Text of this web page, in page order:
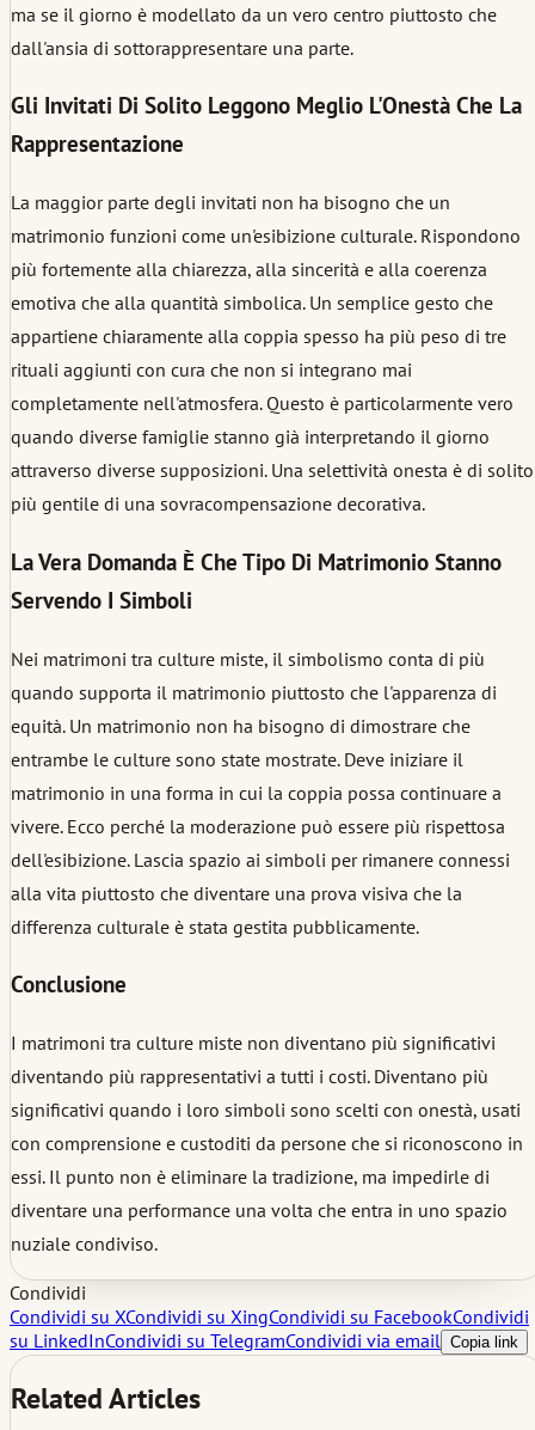
ma se il giorno è modellato da un vero centro piuttosto che
dall'ansia di sottorappresentare una parte.
Gli Invitati Di Solito Leggono Meglio L'Onestà Che La
Rappresentazione
La maggior parte degli invitati non ha bisogno che un
matrimonio funzioni come un'esibizione culturale. Rispondono
più fortemente alla chiarezza, alla sincerità e alla coerenza
emotiva che alla quantità simbolica. Un semplice gesto che
appartiene chiaramente alla coppia spesso ha più peso di tre
rituali aggiunti con cura che non si integrano mai
completamente nell'atmosfera. Questo è particolarmente vero
quando diverse famiglie stanno già interpretando il giorno
attraverso diverse supposizioni. Una selettività onesta è di solito
più gentile di una sovracompensazione decorativa.
La Vera Domanda È Che Tipo Di Matrimonio Stanno
Servendo I Simboli
Nei matrimoni tra culture miste, il simbolismo conta di più
quando supporta il matrimonio piuttosto che l'apparenza di
equità. Un matrimonio non ha bisogno di dimostrare che
entrambe le culture sono state mostrate. Deve iniziare il
matrimonio in una forma in cui la coppia possa continuare a
vivere. Ecco perché la moderazione può essere più rispettosa
dell'esibizione. Lascia spazio ai simboli per rimanere connessi
alla vita piuttosto che diventare una prova visiva che la
differenza culturale è stata gestita pubblicamente.
Conclusione
I matrimoni tra culture miste non diventano più significativi
diventando più rappresentativi a tutti i costi. Diventano più
significativi quando i loro simboli sono scelti con onestà, usati
con comprensione e custoditi da persone che si riconoscono in
essi. Il punto non è eliminare la tradizione, ma impedirle di
diventare una performance una volta che entra in uno spazio
nuziale condiviso.
Condividi
Condividi su XCondividi su XingCondividi su FacebookCondividi
su LinkedInCondividi su TelegramCondividi via email Copia link
Related Articles